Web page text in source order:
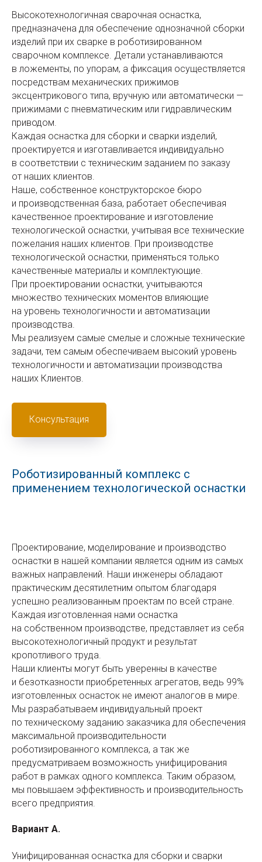
Высокотехнологичная сварочная оснастка,
предназначена для обеспечение однозначной сборки
изделий при их сварке в роботизированном
сварочном комплексе. Детали устанавливаются
в ложементы, по упорам, а фиксация осуществляется
посредствам механических прижимов
эксцентрикового типа, вручную или автоматически —
прижимами с пневматическим или гидравлическим
приводом.
Каждая оснастка для сборки и сварки изделий,
проектируется и изготавливается индивидуально
в соответствии с техническим заданием по заказу
от наших клиентов.
Наше, собственное конструкторское бюро
и производственная база, работает обеспечивая
качественное проектирование и изготовление
технологической оснастки, учитывая все технические
пожелания наших клиентов. При производстве
технологической оснастки, применяться только
качественные материалы и комплектующие.
При проектировании оснастки, учитываются
множество технических моментов влияющие
на уровень технологичности и автоматизации
производства.
Мы реализуем самые смелые и сложные технические
задачи, тем самым обеспечиваем высокий уровень
технологичности и автоматизации производства
наших Клиентов.
Консультация
Роботизированный комплекс с
применением технологической оснастки
Проектирование, моделирование и производство
оснастки в нашей компании является одним из самых
важных направлений. Наши инженеры обладают
практическим десятилетним опытом благодаря
успешно реализованным проектам по всей стране.
Каждая изготовленная нами оснастка
на собственном производстве, представляет из себя
высокотехнологичный продукт и результат
кропотливого труда.
Наши клиенты могут быть уверенны в качестве
и безотказности приобретенных агрегатов, ведь 99%
изготовленных оснасток не имеют аналогов в мире.
Мы разрабатываем индивидуальный проект
по техническому заданию заказчика для обеспечения
максимальной производительности
роботизированного комплекса, а так же
предусматриваем возможность унифицирования
работ в рамках одного комплекса. Таким образом,
мы повышаем эффективность и производительность
всего предприятия.
Вариант А.
Унифицированная оснастка для сборки и сварки